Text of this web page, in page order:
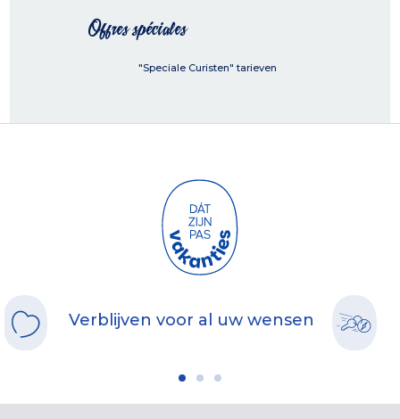
Offres spéciales
"Speciale Curisten" tarieven
Verblijven voor al uw wensen